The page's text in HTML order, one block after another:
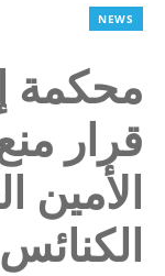
NEWS
محكمة
قرار
الأمين